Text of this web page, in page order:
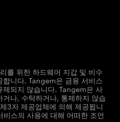
를 위한 하드웨어 지갑 및 비수
니다. Tangem은 금융 서비스
되지 않습니다. Tangem은 사
나, 수탁하거나, 통제하지 않습
3자 제공업체에 의해 제공됩니
스의 사용에 대해 어떠한 조언